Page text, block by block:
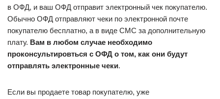
в ОФД, и ваш ОФД отправит электронный чек покупателю.
Обычно ОФД отправляют чеки по электронной почте
покупателю бесплатно, а в виде СМС за дополнительную
плату. Вам в любом случае необходимо
проконсультировться с ОФД о том, как они будут
отправлять электронные чеки.
Если вы продаете товар покупателю, уже